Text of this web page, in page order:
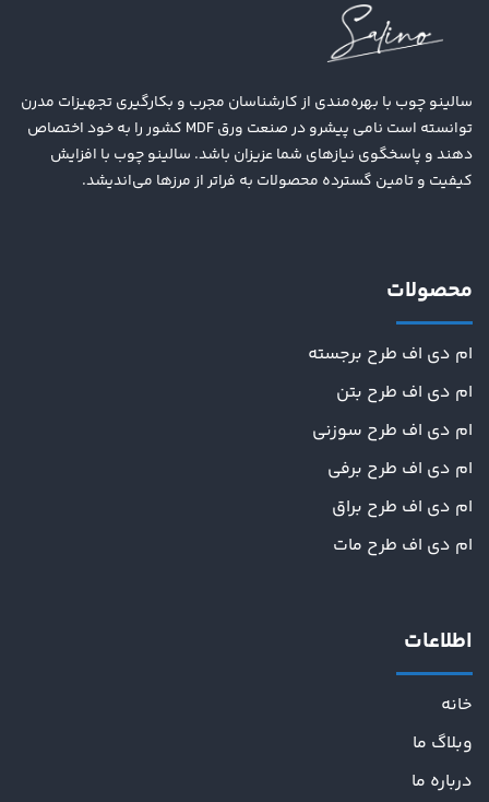
سالینو چوب با بهره‌مندی از کارشناسان مجرب و بکارگیری تجهیزات مدرن
توانسته است نامی پیشرو در صنعت ورق MDF کشور را به خود اختصاص
دهند و پاسخگوی نیازهای شما عزیزان باشد. سالینو چوب با افزایش
کیفیت و تامین گسترده محصولات به فراتر از مرزها می‌اندیشد.
محصولات
ام دی اف طرح برجسته
ام دی اف طرح بتن
ام دی اف طرح سوزنی
ام دی اف طرح برفی
ام دی اف طرح براق
ام دی اف طرح مات
اطلاعات
خانه
وبلاگ ما
درباره ما